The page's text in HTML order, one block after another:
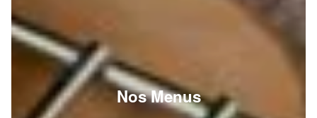
Nos Menus